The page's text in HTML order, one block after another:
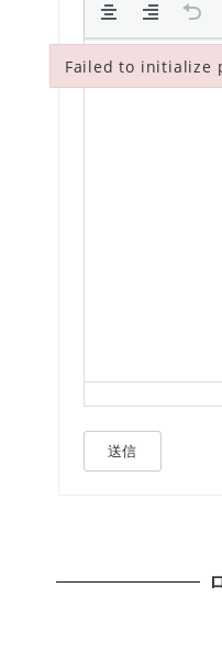
送信
Failed to initialize
Failed to initialize